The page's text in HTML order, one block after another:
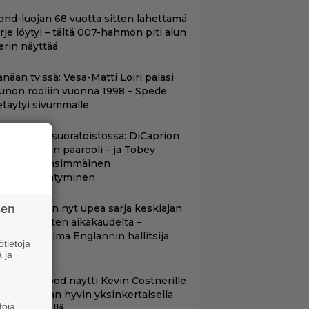
luojan 68 vuotta sitten lähettämä
löytyi – tältä 007-hahmon piti alun
näyttää
tv:ssä: Vesa-Matti Loiri palasi
rooliin vuonna 1998 – Spede
sivummalle
suoratoistossa: DiCaprion
päärooli – ja Tobey
ensimmäinen
on nyt upea sarja keskiajan
aikakaudelta –
julma Englannin hallitsija
VIII
Eastwood näytti Kevin Costnerille
paikan hyvin yksinkertaisella
ja